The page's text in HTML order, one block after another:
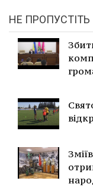
НЕ ПРОПУСТІТЬ